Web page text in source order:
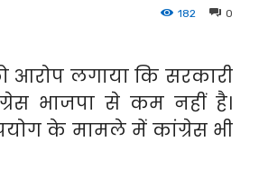
0
182
आरोप लगाया कि सरकारी
भाजपा से कम नहीं है।
के मामले में कांग्रेस भी